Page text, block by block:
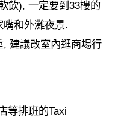
飲), 一定要到33樓的
和外灘夜景.
建議改室內逛商場行
等排班的Taxi